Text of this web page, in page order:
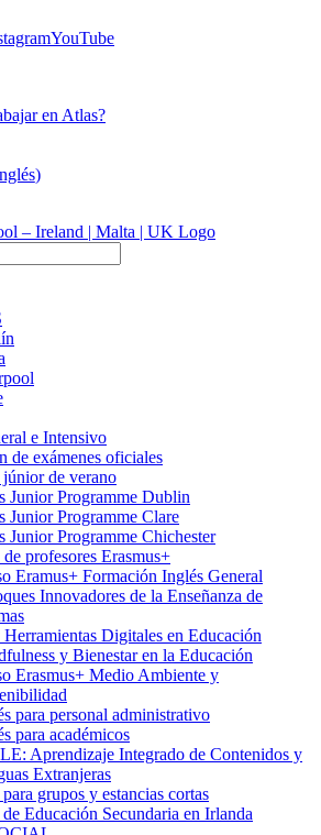
YouTube
en Atlas?
)
e Intensivo
de exámenes oficiales
júnior de verano
Junior Programme Dublin
Junior Programme Clare
Junior Programme Chichester
profesores Erasmus+
Eramus+ Formación Inglés General
Innovadores de la Enseñanza de
Digitales en Educación
y Bienestar en la Educación
Erasmus+ Medio Ambiente y
para personal administrativo
para académicos
Aprendizaje Integrado de Contenidos y
Extranjeras
grupos y estancias cortas
Educación Secundaria en Irlanda